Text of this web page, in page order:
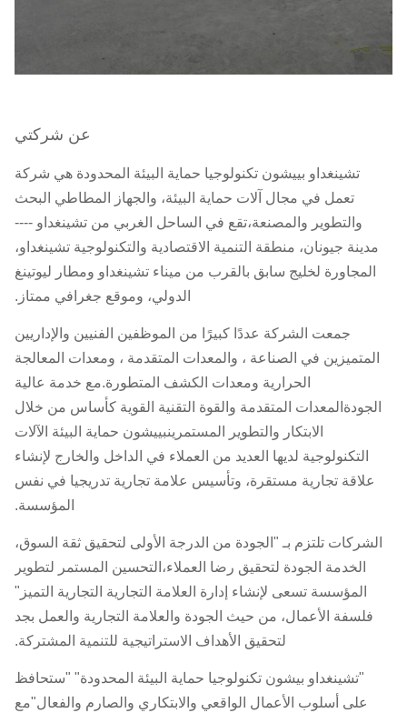
عن شركتي
تشينغداو بييشون تكنولوجيا حماية البيئة المحدودة هي شركة
تعمل في مجال آلات حماية البيئة، والجهاز المطاطي البحث
والتطوير والمصنعة،تقع في الساحل الغربي من تشينغداو ----
مدينة جيونان، منطقة التنمية الاقتصادية والتكنولوجية تشينغداو،
المجاورة لخليج سابق بالقرب من ميناء تشينغداو ومطار ليوتينغ
الدولي، وموقع جغرافي ممتاز.
جمعت الشركة عددًا كبيرًا من الموظفين الفنيين والإداريين
المتميزين في الصناعة ، والمعدات المتقدمة ، ومعدات المعالجة
الحرارية ومعدات الكشف المتطورة.مع خدمة عالية
الجودةالمعدات المتقدمة والقوة التقنية القوية كأساس من خلال
الابتكار والتطوير المستمرينبييشون حماية البيئة الآلات
التكنولوجية لديها العديد من العملاء في الداخل والخارج لإنشاء
علاقة تجارية مستقرة، وتأسيس علامة تجارية تدريجيا في نفس
المؤسسة.
الشركات تلتزم بـ "الجودة من الدرجة الأولى لتحقيق ثقة السوق،
الخدمة الجودة لتحقيق رضا العملاء،التحسين المستمر لتطوير
المؤسسة تسعى لإنشاء إدارة العلامة التجارية التجارية التميز"
فلسفة الأعمال، من حيث الجودة والعلامة التجارية والعمل بجد
لتحقيق الأهداف الاستراتيجية للتنمية المشتركة.
"تشينغداو بيشون تكنولوجيا حماية البيئة المحدودة" "ستحافظ
على أسلوب الأعمال الواقعي والابتكاري والصارم والفعال"مع